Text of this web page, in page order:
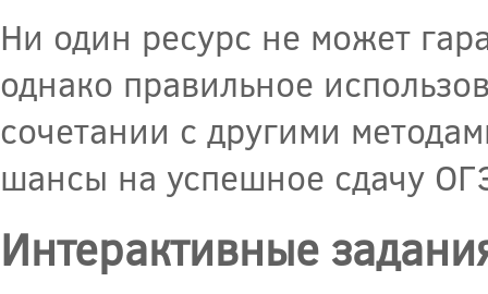
Ни один ресурс не может
однако правильное
сочетании с другими
шансы на успешное сдачу
Интерактивные